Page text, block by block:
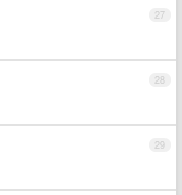
27
28
29